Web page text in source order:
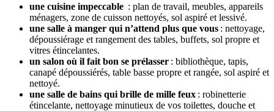
une cuisine impeccable : plan de travail, meubles, appareils
ménagers, zone de cuisson nettoyés, sol aspiré et lessivé.
une salle à manger qui n’attend plus que vous : nettoyage,
dépoussiérage et rangement des tables, buffets, sol propre et
vitres étincelantes.
un salon où il fait bon se prélasser : bibliothèque, tapis,
canapé dépoussiérés, table basse propre et rangée, sol aspiré et
nettoyé.
une salle de bains qui brille de mille feux : robinetterie
étincelante, nettoyage minutieux de vos toilettes, douche et